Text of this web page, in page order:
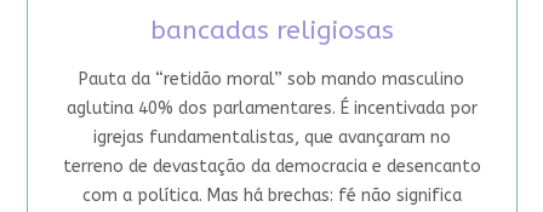
bancadas religiosas
Pauta da “retidão moral” sob mando masculino
aglutina 40% dos parlamentares. É incentivada por
igrejas fundamentalistas, que avançaram no
terreno de devastação da democracia e desencanto
com a política. Mas há brechas: fé não significa